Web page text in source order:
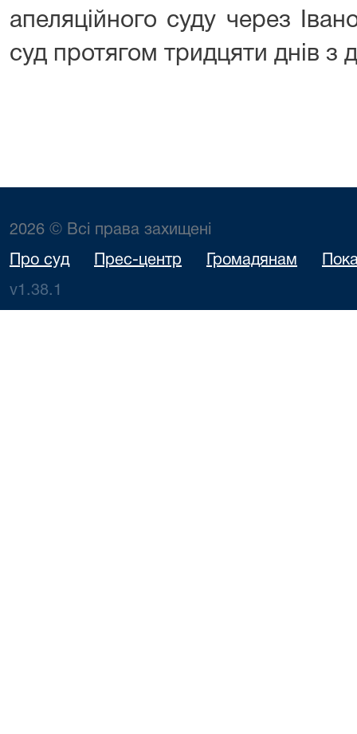
апеляційного суду через
суд протягом тридцяти днів з
2026 © Всі права захищені
Про суд Прес-центр Громадянам
v1.38.1